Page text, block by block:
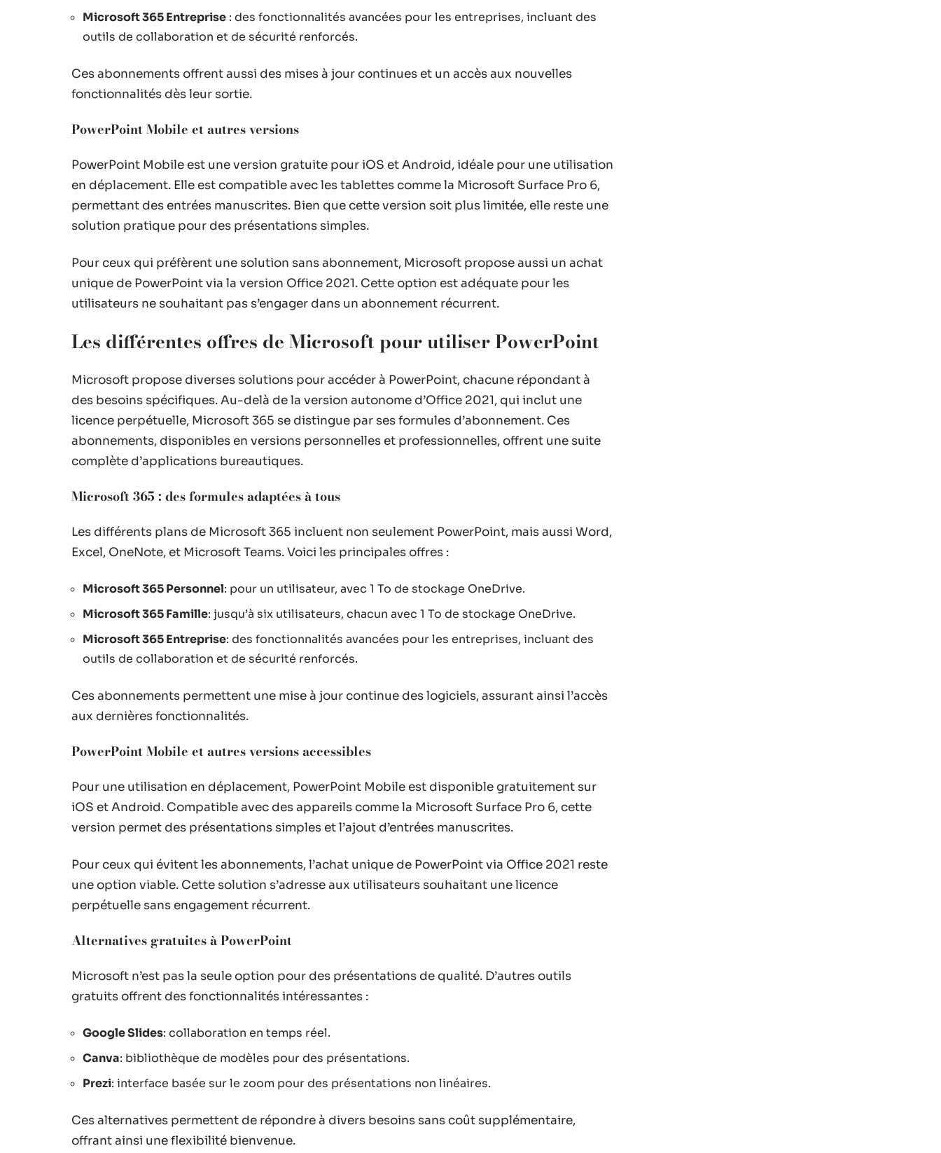
Microsoft 365 Entreprise : des fonctionnalités avancées pour les entreprises, incluant des
outils de collaboration et de sécurité renforcés.
Ces abonnements offrent aussi des mises à jour continues et un accès aux nouvelles
fonctionnalités dès leur sortie.
PowerPoint Mobile et autres versions
PowerPoint Mobile est une version gratuite pour iOS et Android, idéale pour une utilisation
en déplacement. Elle est compatible avec les tablettes comme la Microsoft Surface Pro 6,
permettant des entrées manuscrites. Bien que cette version soit plus limitée, elle reste une
solution pratique pour des présentations simples.
Pour ceux qui préfèrent une solution sans abonnement, Microsoft propose aussi un achat
unique de PowerPoint via la version Office 2021. Cette option est adéquate pour les
utilisateurs ne souhaitant pas s’engager dans un abonnement récurrent.
Les différentes offres de Microsoft pour utiliser PowerPoint
Microsoft propose diverses solutions pour accéder à PowerPoint, chacune répondant à
des besoins spécifiques. Au-delà de la version autonome d’Office 2021, qui inclut une
licence perpétuelle, Microsoft 365 se distingue par ses formules d’abonnement. Ces
abonnements, disponibles en versions personnelles et professionnelles, offrent une suite
complète d’applications bureautiques.
Microsoft 365 : des formules adaptées à tous
Les différents plans de Microsoft 365 incluent non seulement PowerPoint, mais aussi Word,
Excel, OneNote, et Microsoft Teams. Voici les principales offres :
Microsoft 365 Personnel: pour un utilisateur, avec 1 To de stockage OneDrive.
Microsoft 365 Famille: jusqu’à six utilisateurs, chacun avec 1 To de stockage OneDrive.
Microsoft 365 Entreprise: des fonctionnalités avancées pour les entreprises, incluant des
outils de collaboration et de sécurité renforcés.
Ces abonnements permettent une mise à jour continue des logiciels, assurant ainsi l’accès
aux dernières fonctionnalités.
PowerPoint Mobile et autres versions accessibles
Pour une utilisation en déplacement, PowerPoint Mobile est disponible gratuitement sur
iOS et Android. Compatible avec des appareils comme la Microsoft Surface Pro 6, cette
version permet des présentations simples et l’ajout d’entrées manuscrites.
Pour ceux qui évitent les abonnements, l’achat unique de PowerPoint via Office 2021 reste
une option viable. Cette solution s’adresse aux utilisateurs souhaitant une licence
perpétuelle sans engagement récurrent.
Alternatives gratuites à PowerPoint
Microsoft n’est pas la seule option pour des présentations de qualité. D’autres outils
gratuits offrent des fonctionnalités intéressantes :
Google Slides: collaboration en temps réel.
Canva: bibliothèque de modèles pour des présentations.
Prezi: interface basée sur le zoom pour des présentations non linéaires.
Ces alternatives permettent de répondre à divers besoins sans coût supplémentaire,
offrant ainsi une flexibilité bienvenue.